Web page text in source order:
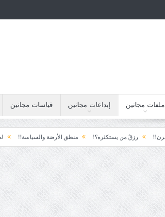
ملفات مجانين إبداعات مجانين قياسات مجانين
من يستكثره؟! منطق الأرضة والسياسة!! لحظة نشوة!!